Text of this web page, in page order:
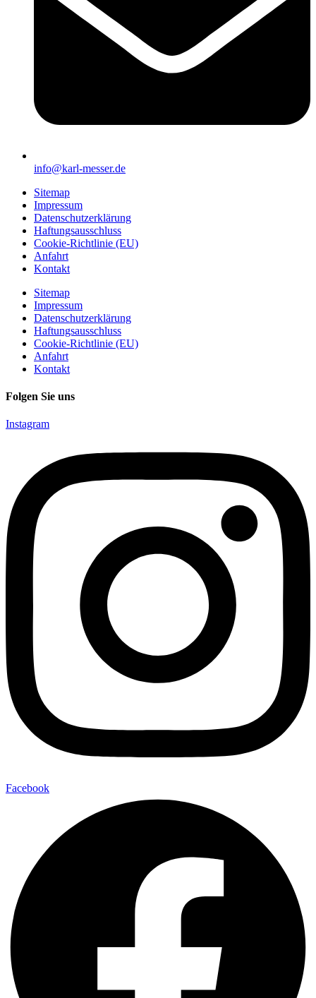
info@karl-messer.de
Sitemap
Impressum
Datenschutzerklärung
Haftungsausschluss
Cookie-Richtlinie (EU)
Anfahrt
Kontakt
Sitemap
Impressum
Datenschutzerklärung
Haftungsausschluss
Cookie-Richtlinie (EU)
Anfahrt
Kontakt
Folgen Sie uns
Instagram
Facebook